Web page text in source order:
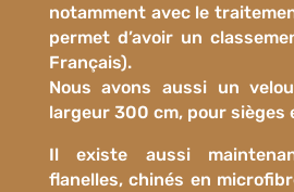
notamment avec le
permet d’avoir un
Français).
Nous avons aussi un
largeur 300 cm, pour sièges
Il existe aussi
flanelles, chinés en